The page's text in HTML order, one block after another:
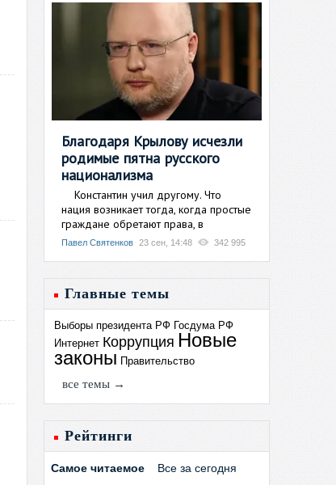
Благодаря Крылову исчезли
родимые пятна русского
национализма
Константин учил другому. Что
нация возникает тогда, когда простые
граждане обретают права, в
Павел Святенков 23 сен, 14:48 342 995
Главные темы
Выборы президента РФ Госдума РФ
Интернет Коррупция Новые
законы Правительство
все темы →
Рейтинги
Самое читаемое Все за сегодня